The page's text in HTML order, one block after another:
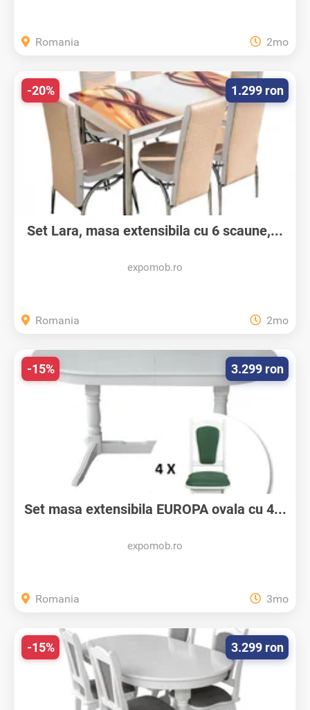
Romania 2mo
Set Lara, masa extensibila cu 6 scaune,...
expomob.ro
1.299 ron
-20%
Romania 2mo
Set masa extensibila EUROPA ovala cu 4...
expomob.ro
3.299 ron
-15%
Romania 3mo
3.299 ron
-15%